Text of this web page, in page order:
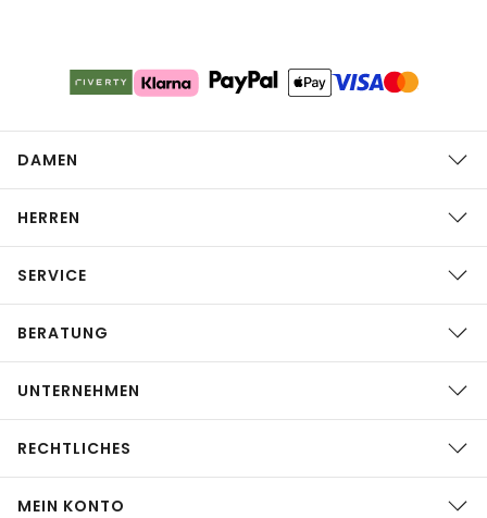
DAMEN
HERREN
SERVICE
BERATUNG
UNTERNEHMEN
RECHTLICHES
MEIN KONTO